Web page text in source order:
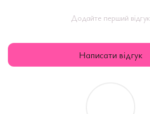
Додайте перший відгук
Написати відгук